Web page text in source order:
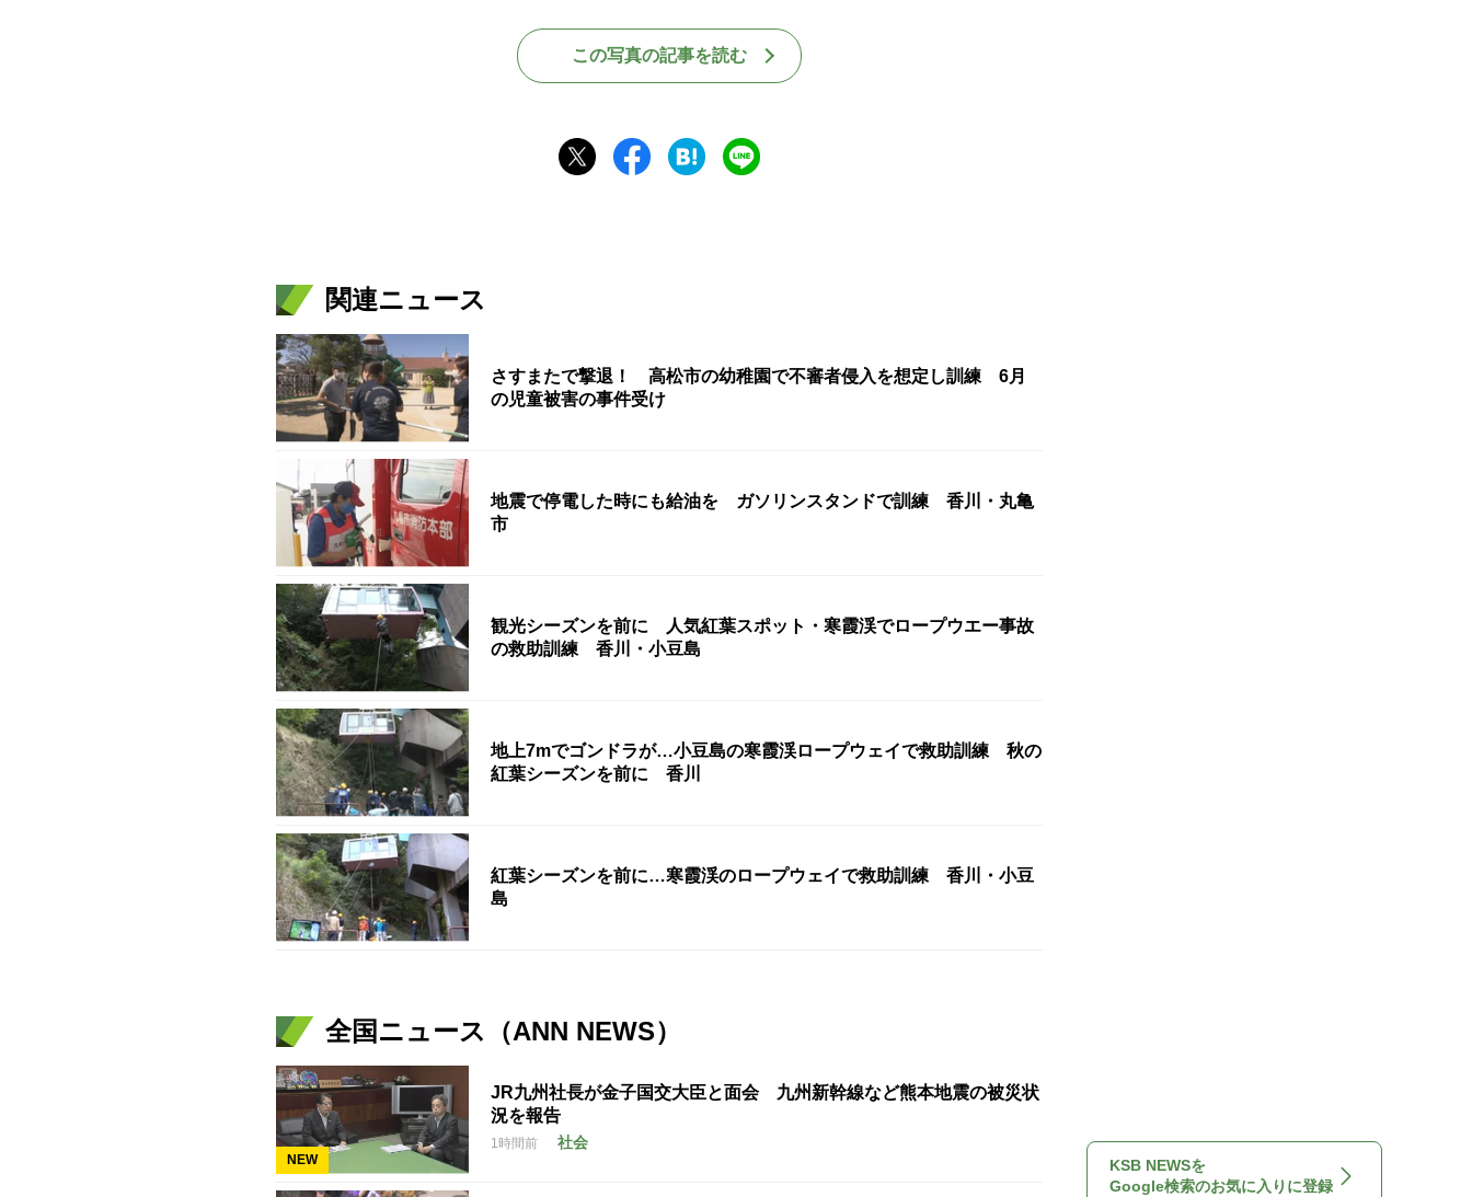
この写真の記事を読む
関連ニュース
さすまたで撃退！ 高松市の幼稚園で不審者侵入を想定し訓練 6月
の児童被害の事件受け
地震で停電した時にも給油を ガソリンスタンドで訓練 香川・丸亀
市
観光シーズンを前に 人気紅葉スポット・寒霞渓でロープウエー事故
の救助訓練 香川・小豆島
地上7mでゴンドラが…小豆島の寒霞渓ロープウェイで救助訓練 秋の
紅葉シーズンを前に 香川
紅葉シーズンを前に…寒霞渓のロープウェイで救助訓練 香川・小豆
島
全国ニュース（ANN NEWS）
NEW
JR九州社長が金子国交大臣と面会 九州新幹線など熊本地震の被災状
況を報告
1時間前 社会
KSB NEWSを
Google検索のお気に入りに登録